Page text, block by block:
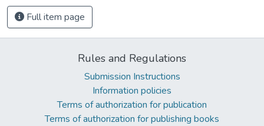
Full item page
Rules and Regulations
Submission Instructions
Information policies
Terms of authorization for publication
Terms of authorization for publishing books